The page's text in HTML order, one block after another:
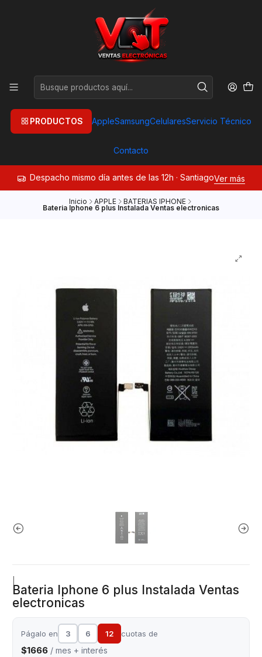
PRODUCTOS AppleSamsungCelularesServicio Técnico
Contacto
Despacho mismo día antes de las 12h · SantiagoVer más
Inicio APPLE BATERIAS IPHONE
Bateria Iphone 6 plus Instalada Ventas electronicas
Bateria Iphone 6 plus Instalada Ventas
electronicas
Págalo en 3 6 12 cuotas de
$1666 / mes + interés